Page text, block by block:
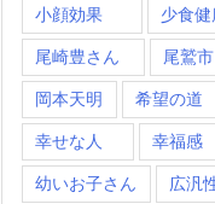
小顔効果 少食
尾崎豊さん 尾鷲市
岡本天明 希望の道
幸せな人 幸福感
幼いお子さん 広汎